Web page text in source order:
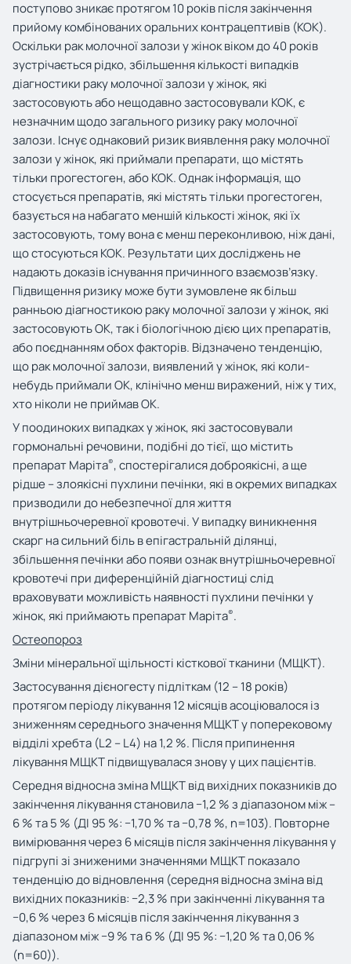
поступово зникає протягом 10 років після закінчення
прийому комбінованих оральних контрацептивів (КОК).
Оскільки рак молочної залози у жінок віком до 40 років
зустрічається рідко, збільшення кількості випадків
діагностики раку молочної залози у жінок, які
застосовують або нещодавно застосовували КОК, є
незначним щодо загального ризику раку молочної
залози. Існує однаковий ризик виявлення раку молочної
залози у жінок, які приймали препарати, що містять
тільки прогестоген, або КОК. Однак інформація, що
стосується препаратів, які містять тільки прогестоген,
базується на набагато меншій кількості жінок, які їх
застосовують, тому вона є менш переконливою, ніж дані,
що стосуються КОК. Результати цих досліджень не
надають доказів існування причинного взаємозв’язку.
Підвищення ризику може бути зумовлене як більш
ранньою діагностикою раку молочної залози у жінок, які
застосовують ОК, так і біологічною дією цих препаратів,
або поєднанням обох факторів. Відзначено тенденцію,
що рак молочної залози, виявлений у жінок, які коли-
небудь приймали ОК, клінічно менш виражений, ніж у тих,
хто ніколи не приймав ОК.
У поодиноких випадках у жінок, які застосовували
гормональні речовини, подібні до тієї, що містить
препарат Маріта®, спостерігалися доброякісні, а ще
рідше – злоякісні пухлини печінки, які в окремих випадках
призводили до небезпечної для життя
внутрішньочеревної кровотечі. У випадку виникнення
скарг на сильний біль в епігастральній ділянці,
збільшення печінки або появи ознак внутрішньочеревної
кровотечі при диференційній діагностиці слід
враховувати можливість наявності пухлини печінки у
жінок, які приймають препарат Маріта®.
Остеопороз
Зміни мінеральної щільності кісткової тканини (МЩКТ).
Застосування дієногесту підліткам (12 – 18 років)
протягом періоду лікування 12 місяців асоціювалося із
зниженням середнього значення МЩКТ у поперековому
відділі хребта (L2 – L4) на 1,2 %. Після припинення
лікування МЩКТ підвищувалася знову у цих пацієнтів.
Середня відносна зміна МЩКТ від вихідних показників до
закінчення лікування становила −1,2 % з діапазоном між –
6 % та 5 % (ДІ 95 %: −1,70 % та −0,78 %, n=103). Повторне
вимірювання через 6 місяців після закінчення лікування у
підгрупі зі зниженими значеннями МЩКТ показало
тенденцію до відновлення (середня відносна зміна від
вихідних показників: −2,3 % при закінченні лікування та
−0,6 % через 6 місяців після закінчення лікування з
діапазоном між −9 % та 6 % (ДІ 95 %: −1,20 % та 0,06 %
(n=60)).